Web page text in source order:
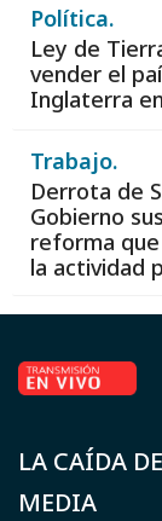
Política.
Ley de
vender el
Inglaterra
Trabajo.
Derrota de
Gobierno
reforma
la actividad
LA CAÍDA
MEDIA